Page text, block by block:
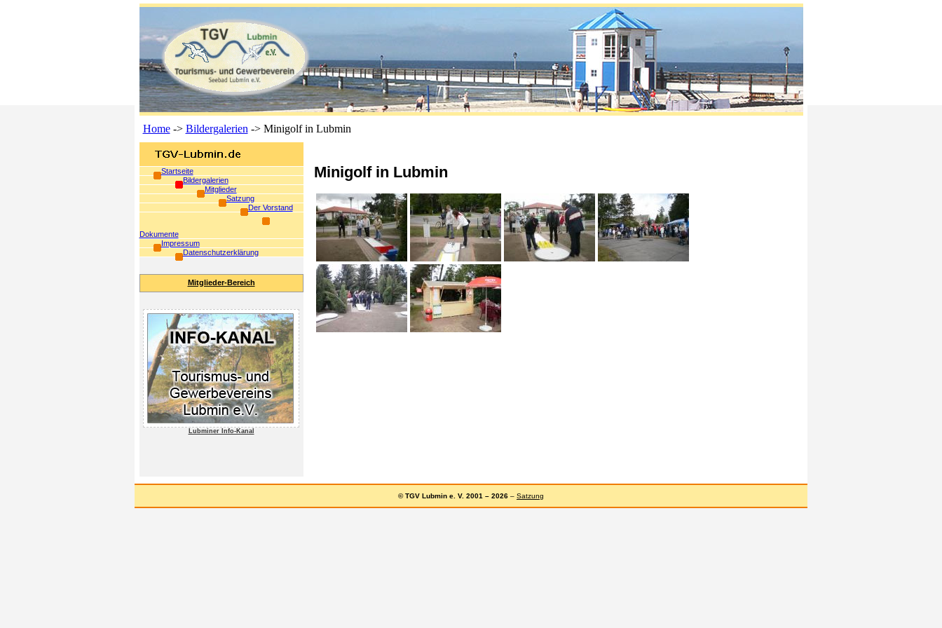
Home-> Bildergalerien -> Minigolf in Lubmin
Startseite
Bildergalerien
Mitglieder
Satzung
Der Vorstand
Dokumente
Impressum
Datenschutzerklärung
Mitglieder-Bereich
Lubminer Info-Kanal
Minigolf in Lubmin
© TGV Lubmin e. V. 2001 – 2026 – Satzung